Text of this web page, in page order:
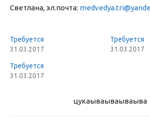
Светлана, эл.почта:
Требуется
31.03.2017
Требуется
31.03.2017
Требуется
31.03.2017
цукаываываываыва